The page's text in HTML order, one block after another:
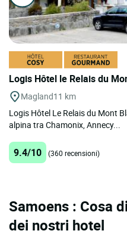
Logis Hôtel le Relais du
Magland11 km
Logis Hôtel Le Relais du Mont
alpina tra Chamonix, Annecy...
9.4/10 (360 recensioni)
Samoens : Cosa
dei nostri hotel